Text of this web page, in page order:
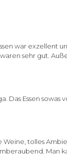
war exzellent
sehr gut.
Das Essen
tolles
Man